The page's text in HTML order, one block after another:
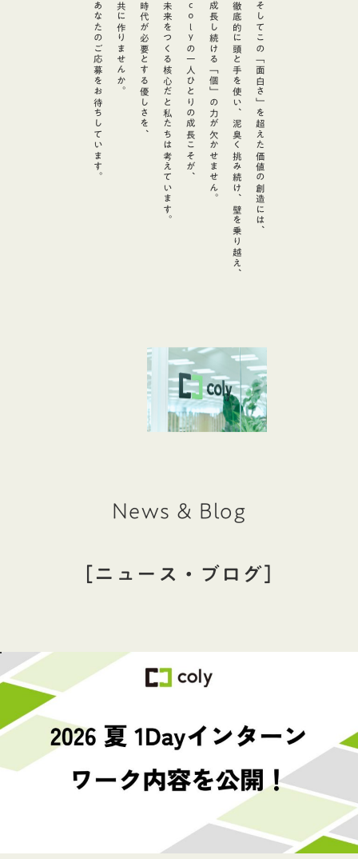
そしてこの「面白さ」を超えた価値の創造には、
徹底的に頭と手を使い、泥臭く挑み続け、壁を乗り越え、
成長し続ける「個」の力が欠かせません。
ｃｏｌｙの一人ひとりの成長こそが、
未来をつくる核心だと私たちは考えています。
時代が必要とする優しさを、
共に作りませんか。
あなたのご応募をお待ちしています。
News & Blog
［ニュース・ブログ］